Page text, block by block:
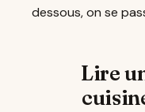
dessous, on se
Lire